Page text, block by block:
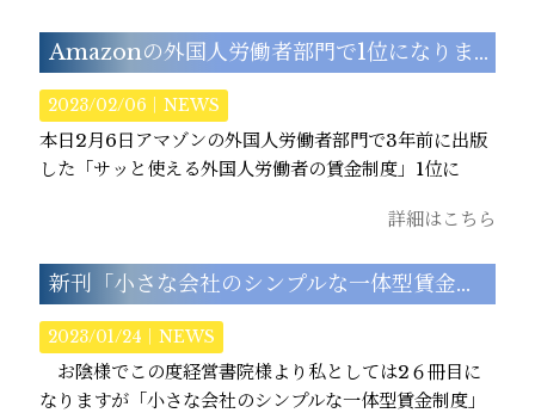
Amazonの外国人労働者部門で1位になりました。
2023/02/06｜NEWS
本日2月6日アマゾンの外国人労働者部門で3年前に出版
した「サッと使える外国人労働者の賃金制度」1位に
詳細はこちら
新刊「小さな会社のシンプルな一体型賃金制度」出版
2023/01/24｜NEWS
お陰様でこの度経営書院様より私としては2６冊目に
なりますが「小さな会社のシンプルな一体型賃金制度」